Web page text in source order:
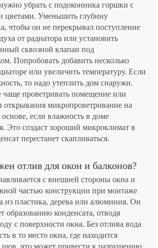
убрать с подоконника горшки с
цветами. Уменьшить глубину
чтобы он не перекрывал поступление
от радиатора или установить
сквозной клапан под
Попробовать добавить несколько
или увеличить температуру. Если
то надо утеплить дом снаружи.
чаще проветривать помещение или
открывания микропроветривание на
если влажность в доме
Это создаст хороший микроклимат в
перестанет скапливаться.
отлив для окон и балконов?
с внешней стороны окна и
частью конструкции при монтаже
из пластика, дерева или алюминия. Он
образованию конденсата, отводя
с поверхности окна. Без отлива вода
в то место окна, где находится